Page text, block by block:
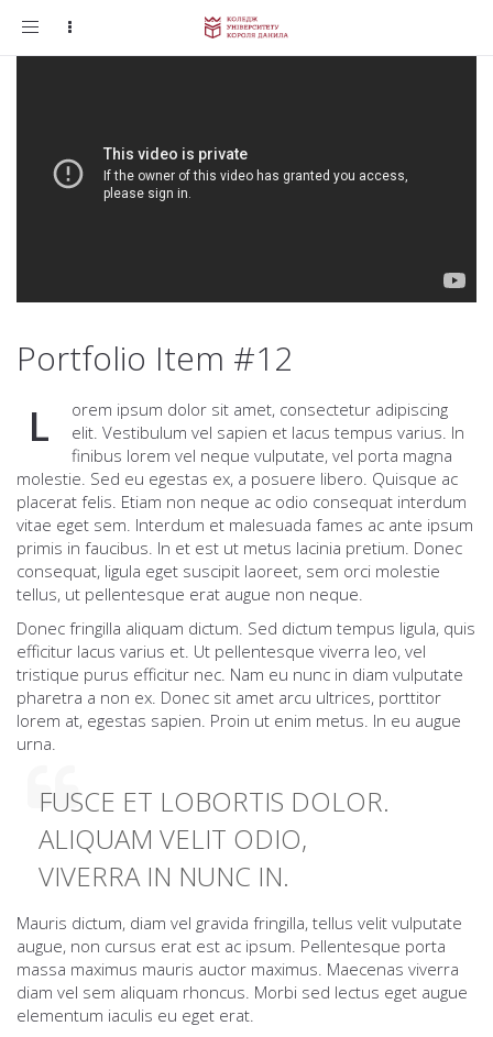
Toggle
Portfolio Item #12
L
orem ipsum dolor sit amet, consectetur adipiscing
elit. Vestibulum vel sapien et lacus tempus varius. In
finibus lorem vel neque vulputate, vel porta magna
molestie. Sed eu egestas ex, a posuere libero. Quisque ac
placerat felis. Etiam non neque ac odio consequat interdum
vitae eget sem. Interdum et malesuada fames ac ante ipsum
primis in faucibus. In et est ut metus lacinia pretium. Donec
consequat, ligula eget suscipit laoreet, sem orci molestie
tellus, ut pellentesque erat augue non neque.
Donec fringilla aliquam dictum. Sed dictum tempus ligula, quis
efficitur lacus varius et. Ut pellentesque viverra leo, vel
tristique purus efficitur nec. Nam eu nunc in diam vulputate
pharetra a non ex. Donec sit amet arcu ultrices, porttitor
lorem at, egestas sapien. Proin ut enim metus. In eu augue
urna.
FUSCE ET LOBORTIS DOLOR.
ALIQUAM VELIT ODIO,
VIVERRA IN NUNC IN.
Mauris dictum, diam vel gravida fringilla, tellus velit vulputate
augue, non cursus erat est ac ipsum. Pellentesque porta
massa maximus mauris auctor maximus. Maecenas viverra
diam vel sem aliquam rhoncus. Morbi sed lectus eget augue
elementum iaculis eu eget erat.